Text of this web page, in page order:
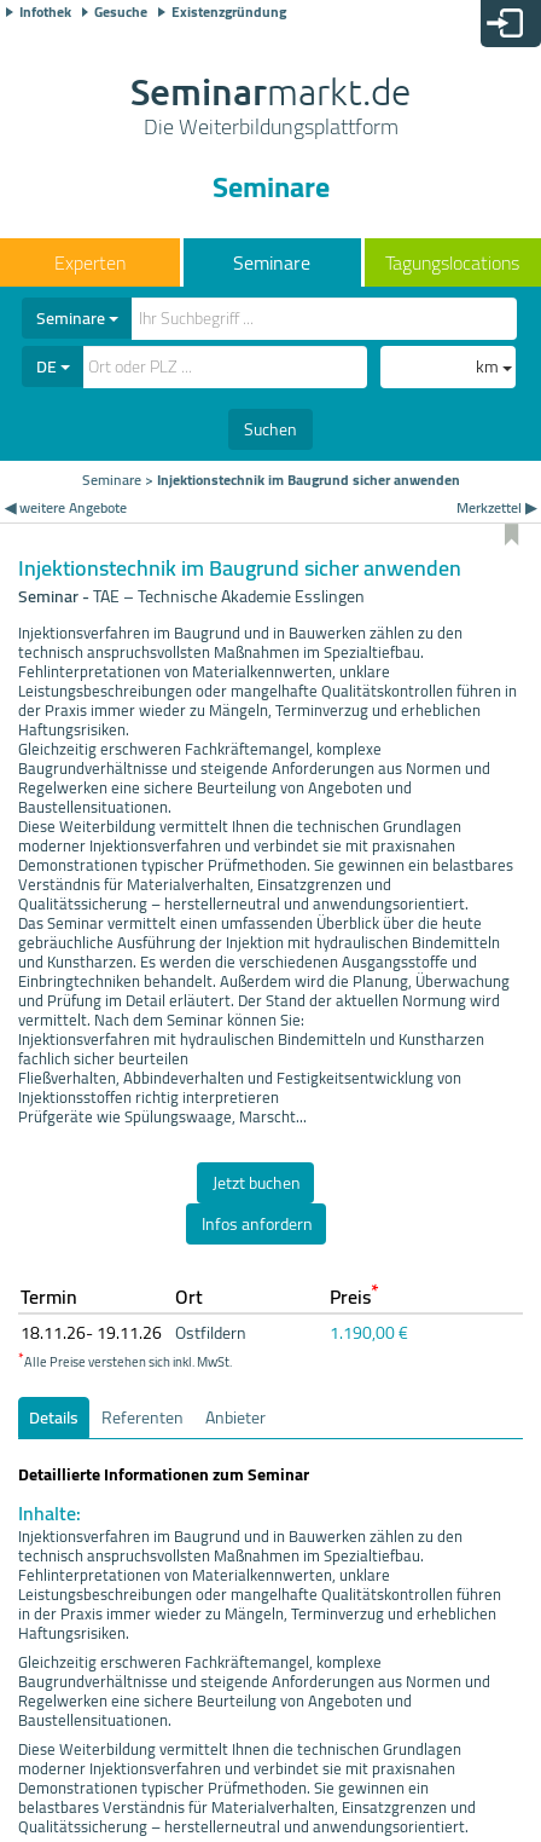
Infothek Gesuche Existenzgründung
Seminarmarkt.de
Die Weiterbildungsplattform
Seminare
Seminare Tagungslocations
Seminare
DE
km
Suchen
Seminare> Injektionstechnik im Baugrund sicher anwenden
◀ weitere Angebote
Merkzettel ▶
Injektionstechnik im Baugrund sicher anwenden
Seminar-TAE – Technische Akademie Esslingen
Injektionsverfahren im Baugrund und in Bauwerken zählen zu den
technisch anspruchsvollsten Maßnahmen im Spezialtiefbau.
Fehlinterpretationen von Materialkennwerten, unklare
Leistungsbeschreibungen oder mangelhafte Qualitätskontrollen führen in
der Praxis immer wieder zu Mängeln, Terminverzug und erheblichen
Haftungsrisiken.
Gleichzeitig erschweren Fachkräftemangel, komplexe
Baugrundverhältnisse und steigende Anforderungen aus Normen und
Regelwerken eine sichere Beurteilung von Angeboten und
Baustellensituationen.
Diese Weiterbildung vermittelt Ihnen die technischen Grundlagen
moderner Injektionsverfahren und verbindet sie mit praxisnahen
Demonstrationen typischer Prüfmethoden. Sie gewinnen ein belastbares
Verständnis für Materialverhalten, Einsatzgrenzen und
Qualitätssicherung – herstellerneutral und anwendungsorientiert.
Das Seminar vermittelt einen umfassenden Überblick über die heute
gebräuchliche Ausführung der Injektion mit hydraulischen Bindemitteln
und Kunstharzen. Es werden die verschiedenen Ausgangsstoffe und
Einbringtechniken behandelt. Außerdem wird die Planung, Überwachung
und Prüfung im Detail erläutert. Der Stand der aktuellen Normung wird
vermittelt. Nach dem Seminar können Sie:
Injektionsverfahren mit hydraulischen Bindemitteln und Kunstharzen
fachlich sicher beurteilen
Fließverhalten, Abbindeverhalten und Festigkeitsentwicklung von
Injektionsstoffen richtig interpretieren
Prüfgeräte wie Spülungswaage, Marscht...
Jetzt buchen
Infos anfordern
Termin Ort Preis*
18.11.26- 19.11.26 Ostfildern 1.190,00 €
*Alle Preise verstehen sich inkl. MwSt.
Details Referenten
Anbieter
Detaillierte Informationen zum Seminar
Inhalte:
Injektionsverfahren im Baugrund und in Bauwerken zählen zu den
technisch anspruchsvollsten Maßnahmen im Spezialtiefbau.
Fehlinterpretationen von Materialkennwerten, unklare
Leistungsbeschreibungen oder mangelhafte Qualitätskontrollen führen
in der Praxis immer wieder zu Mängeln, Terminverzug und erheblichen
Haftungsrisiken.
Gleichzeitig erschweren Fachkräftemangel, komplexe
Baugrundverhältnisse und steigende Anforderungen aus Normen und
Regelwerken eine sichere Beurteilung von Angeboten und
Baustellensituationen.
Diese Weiterbildung vermittelt Ihnen die technischen Grundlagen
moderner Injektionsverfahren und verbindet sie mit praxisnahen
Demonstrationen typischer Prüfmethoden. Sie gewinnen ein
belastbares Verständnis für Materialverhalten, Einsatzgrenzen und
Qualitätssicherung – herstellerneutral und anwendungsorientiert.